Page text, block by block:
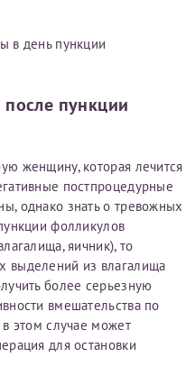
в день пункции
пункции
женщину, которая лечится
постпроцедурные
однако знать о тревожных
фолликулов
яичник), то
выделений из влагалища
более серьезную
вмешательства по
в этом случае может
для остановки